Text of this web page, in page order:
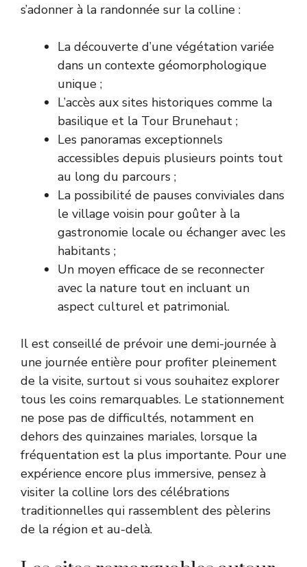
s’adonner à la randonnée sur la colline :
La découverte d’une végétation variée
dans un contexte géomorphologique
unique ;
L’accès aux sites historiques comme la
basilique et la Tour Brunehaut ;
Les panoramas exceptionnels
accessibles depuis plusieurs points tout
au long du parcours ;
La possibilité de pauses conviviales dans
le village voisin pour goûter à la
gastronomie locale ou échanger avec les
habitants ;
Un moyen efficace de se reconnecter
avec la nature tout en incluant un
aspect culturel et patrimonial.
Il est conseillé de prévoir une demi-journée à
une journée entière pour profiter pleinement
de la visite, surtout si vous souhaitez explorer
tous les coins remarquables. Le stationnement
ne pose pas de difficultés, notamment en
dehors des quinzaines mariales, lorsque la
fréquentation est la plus importante. Pour une
expérience encore plus immersive, pensez à
visiter la colline lors des célébrations
traditionnelles qui rassemblent des pèlerins
de la région et au-delà.